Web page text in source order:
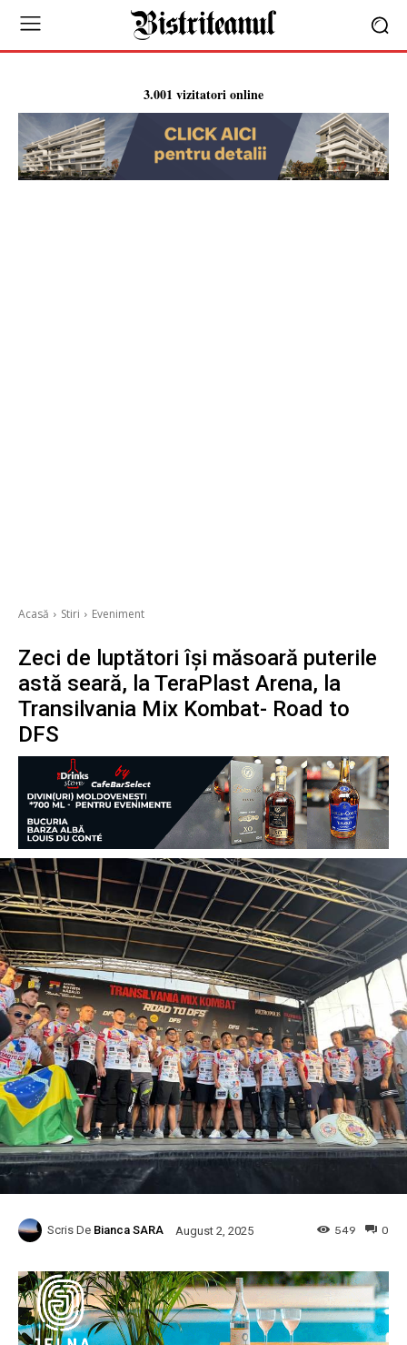
3.001 vizitatori online
Acasă Stiri Eveniment
Zeci de luptători își măsoară puterile
astă seară, la TeraPlast Arena, la
Transilvania Mix Kombat- Road to
DFS
Scris De Bianca SARA August 2, 2025 0
549